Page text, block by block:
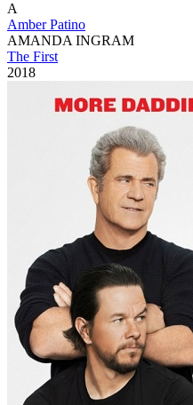
A
Amber Patino
AMANDA INGRAM
The First
2018